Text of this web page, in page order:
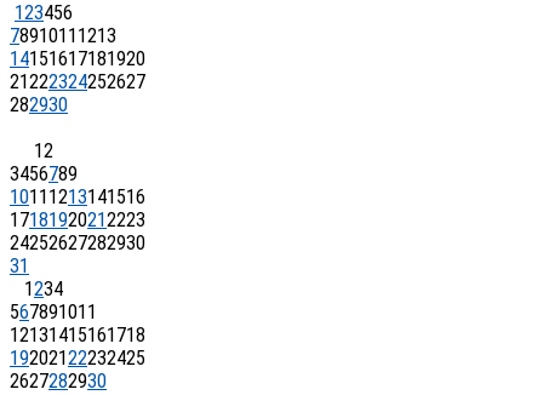
123456
7891011 1213
14151617181920
21222324252627
282930
12
3456789
1011 1213141516
17181920212223
24252627282930
31
1234
567891011
12131415161718
19202122232425
2627282930